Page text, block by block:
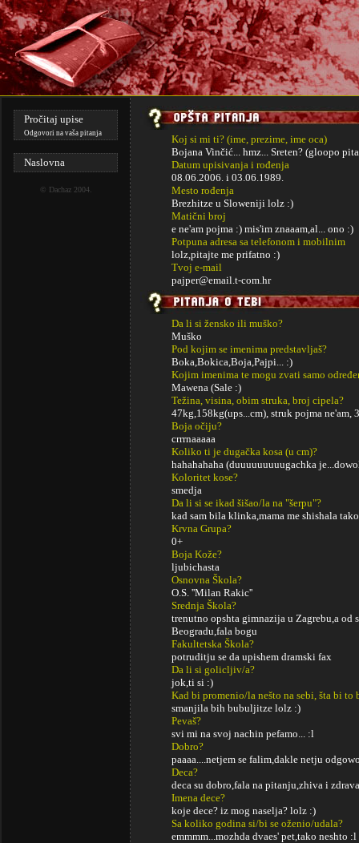
Pročitaj upise
Odgovori na vaša pitanja
Naslovna
© Dachaz2004.
Koj si mi ti? (ime, prezime, ime oca)
Bojana Vinčić... hmz... Sreten? (gloopo
Datum upisivanja i rođenja
08.06.2006. i 03.06.1989.
Mesto rođenja
Brezhitze u Sloweniji lolz :)
Matični broj
e ne'am pojma :) mis'im znaaam,al... ono :)
Potpuna adresa sa telefonom i mobilnim
lolz,pitajte me prifatno :)
Tvoj e-mail
pajper@email.t-com.hr
Da li si žensko ili muško?
Muško
Pod kojim se imenima predstavljaš?
Boka,Bokica,Boja,Pajpi... :)
Kojim imenima te mogu zvati samo
Mawena (Sale :)
Težina, visina, obim struka, broj cipela?
47kg,158kg(ups...cm), struk pojma ne'am,
Boja očiju?
crrrnaaaaa
Koliko ti je dugačka kosa (u cm)?
hahahahaha (duuuuuuuuugachka
Koloritet kose?
smedja
Da li si se ikad šišao/la na "šerpu"?
kad sam bila klinka,mama me shishala
Krvna Grupa?
0+
Boja Kože?
ljubichasta
Osnovna Škola?
O.S. ''Milan Rakic''
Srednja Škola?
trenutno opshta gimnazija u Zagrebu,a od
Beogradu,fala bogu
Fakultetska Škola?
potruditju se da upishem dramski fax
Da li si golicljiv/a?
jok,ti si :)
Kad bi promenio/la nešto na sebi, šta bi to
smanjila bih bubuljitze lolz :)
Pevaš?
svi mi na svoj nachin pefamo... :l
Dobro?
paaaa....netjem se falim,dakle netju
Deca?
deca su dobro,fala na pitanju,zhiva i zdrava
Imena dece?
koje dece? iz mog naselja? lolz :)
Sa koliko godina si/bi se oženio/udala?
emmmm...mozhda dvaes' pet,tako neshto :l